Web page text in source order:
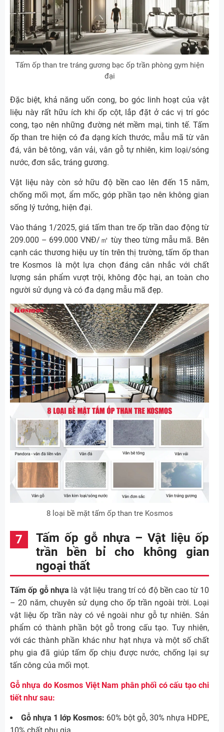
Tấm ốp than tre tráng gương bạc ốp trần phòng gym hiện
đại
Đặc biệt, khả năng uốn cong, bo góc linh hoạt của vật
liệu này rất hữu ích khi ốp cột, lắp đặt ở các vị trí góc
cong, tạo nên những đường nét mềm mại, tinh tế. Tấm
ốp than tre hiện có đa dạng kích thước, mẫu mã từ vân
đá, vân bê tông, vân vải, vân gỗ tự nhiên, kim loại/sóng
nước, đơn sắc, tráng gương.
Vật liệu này còn sở hữu độ bền cao lên đến 15 năm,
chống mối mọt, ẩm mốc, góp phần tạo nên không gian
sống lý tưởng, hiện đại.
Vào tháng 1/2025, giá tấm than tre ốp trần dao động từ
209.000 – 699.000 VNĐ/㎡ tùy theo từng mẫu mã. Bên
cạnh các thương hiệu uy tín trên thị trường, tấm ốp than
tre Kosmos là một lựa chọn đáng cân nhắc với chất
lượng sản phẩm vượt trội, không độc hại, an toàn cho
người sử dụng và có đa dạng mẫu mã đẹp.
8 loại bề mặt tấm ốp than tre Kosmos
Tấm ốp gỗ nhựa – Vật liệu ốp
trần bền bỉ cho không gian
ngoại thất
Tấm ốp gỗ nhựa là vật liệu trang trí có độ bền cao từ 10
– 20 năm, chuyên sử dụng cho ốp trần ngoài trời. Loại
vật liệu ốp trần này có vẻ ngoài như gỗ tự nhiên. Sản
phẩm có thành phần bột gỗ trong cấu tạo. Tuy nhiên,
với các thành phần khác như hạt nhựa và một số chất
phụ gia đã giúp tấm ốp chịu được nước, chống lại sự
tấn công của mối mọt.
Gỗ nhựa do Kosmos Việt Nam phân phối có cấu tạo chi
tiết như sau:
Gỗ nhựa 1 lớp Kosmos: 60% bột gỗ, 30% nhựa HDPE,